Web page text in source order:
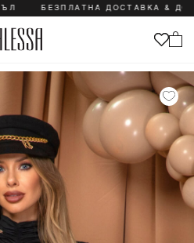
БЕЗПЛАТНА ДОСТАВКА &